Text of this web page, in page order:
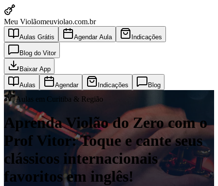
Meu Violãomeuviolao.com.br
Aulas Grátis Agendar Aula Indicações
Blog do Vitor
Baixar App
Aulas Agendar Indicações Blog
Aulas em Curitiba & Região
Aprenda Violão do Zero com o
Prof Vitor: Toque e cante seus
clássicos internacionais
favoritos em inglês!